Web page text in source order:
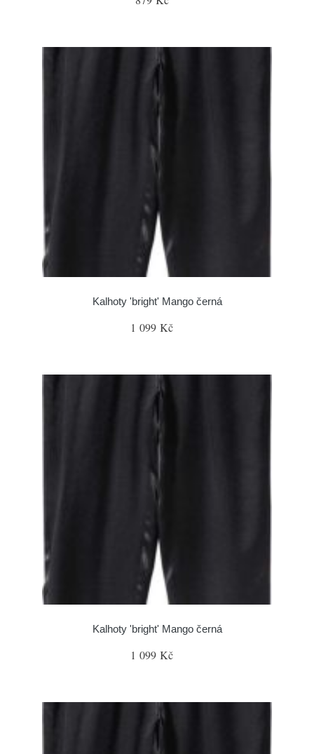
Kalhoty 'bright' Mango černá
1 099 Kč
Kalhoty 'bright' Mango černá
1 099 Kč